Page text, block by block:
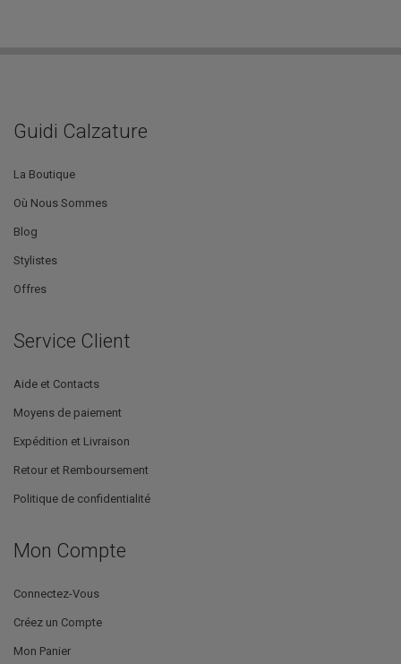
Guidi Calzature
La Boutique
Où Nous Sommes
Blog
Stylistes
Offres
Service Client
Aide et Contacts
Moyens de paiement
Expédition et Livraison
Retour et Remboursement
Politique de confidentialité
Mon Compte
Connectez-Vous
Créez un Compte
Mon Panier